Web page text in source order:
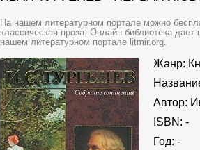
На нашем литературном портале можно
классическая проза. Онлайн библиотека
нашем литературном портале litmir.org.
Жанр:
Автор:
ISBN: -
Год: -